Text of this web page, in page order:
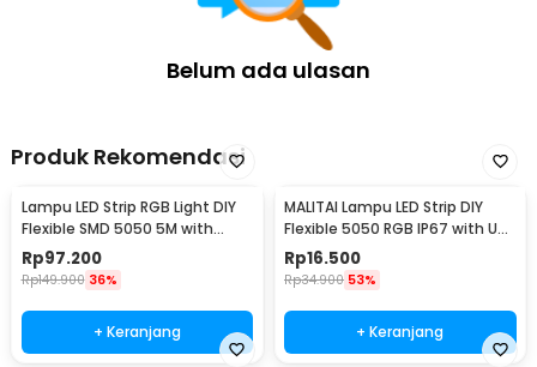
Belum ada ulasan
Produk Rekomendasi
Lampu LED Strip RGB Light DIY
Flexible SMD 5050 5M with
Remote
Rp97.200
Rp149.900 36%
+ Keranjang
MALITAI Lampu LED Strip DIY
Flexible 5050 RGB IP67 with USB
Controller 1M - SMD2835
Rp16.500
Rp34.900 53%
+ Keranjang